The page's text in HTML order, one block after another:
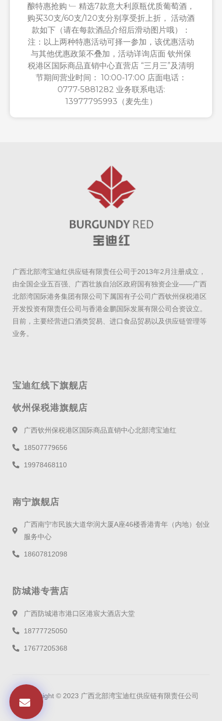
酿特惠抢购 ﹂ 精选7款意大利原瓶优质葡萄酒，
购买30支/60支/120支分别享受折上折， 活动酒
款如下（请在每款酒品介绍后滑动图片哦）：
注：以上两种特惠活动可择一参加，该优惠活动
与其他优惠政策不叠加，活动详询店面 钦州保
税港区国际商品直销中心直营店 “三月三”及清明
节期间营业时间： 10:00-17:00 店面电话：
0777-5881282 业务联系电话:
13977795993（麦先生）
广西北部湾宝迪红供应链有限责任公司于2013年2月注册成立，
由全国企业五百强、广西壮族自治区政府国有独资企业——广西
北部湾国际港务集团有限公司下属国有子公司广西钦州保税港区
开发投资有限责任公司与香港金鹏国际发展有限公司合资设立。
目前，主要经营进口酒类贸易、进口食品贸易以及供应链管理等
业务。
宝迪红线下旗舰店
钦州保税港旗舰店
广西钦州保税港区国际商品直销中心北部湾宝迪红
18507779656
19978468110
南宁旗舰店
广西南宁市民族大道华润大厦A座46楼香港青年（内地）创业
服务中心
18607812098
防城港专营店
广西防城港市港口区港宸大酒店大堂
18777725050
17677205368
Copyright © 2023 广西北部湾宝迪红供应链有限责任公司